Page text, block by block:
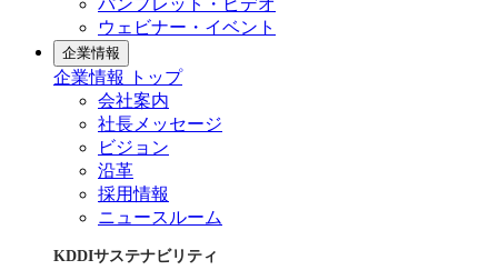
パンフレット・ビデオ
ウェビナー・イベント
企業情報
企業情報 トップ
会社案内
社長メッセージ
ビジョン
沿革
採用情報
ニュースルーム
KDDIサステナビリティ